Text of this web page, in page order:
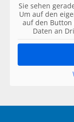
Sie sehen
Um auf den
auf den Button
Daten an